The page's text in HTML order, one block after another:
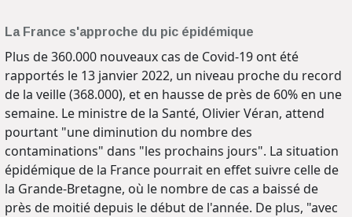
La France s'approche du pic épidémique
Plus de 360.000 nouveaux cas de Covid-19 ont été
rapportés le 13 janvier 2022, un niveau proche du record
de la veille (368.000), et en hausse de près de 60% en une
semaine. Le ministre de la Santé, Olivier Véran, attend
pourtant "une diminution du nombre des
contaminations" dans "les prochains jours". La situation
épidémique de la France pourrait en effet suivre celle de
la Grande-Bretagne, où le nombre de cas a baissé de
près de moitié depuis le début de l'année. De plus, "avec